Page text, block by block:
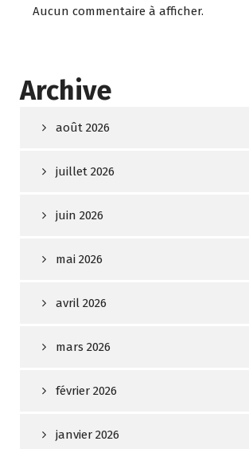
Aucun commentaire à afficher.
Archive
août 2026
juillet 2026
juin 2026
mai 2026
avril 2026
mars 2026
février 2026
janvier 2026